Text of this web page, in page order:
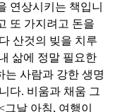
연상시키는 책입니
또 가지려고 돈을
산것의 빚을 치루
삶에 정말 필요한
는 사람과 강한 생명
다. 비움과 채움 그
날 아침, 여행이